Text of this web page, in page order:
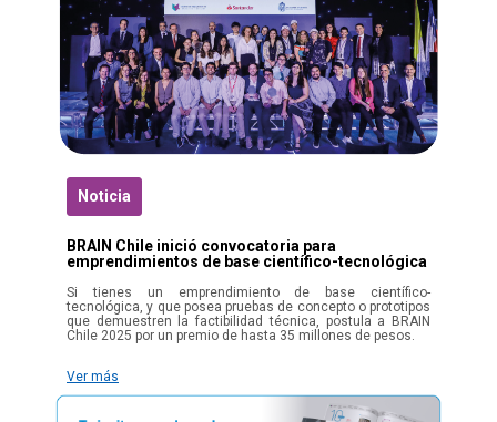
Noticia
BRAIN Chile inició convocatoria para
emprendimientos de base científico-tecnológica
Si tienes un emprendimiento de base científico-
tecnológica, y que posea pruebas de concepto o prototipos
que demuestren la factibilidad técnica, postula a BRAIN
Chile 2025 por un premio de hasta 35 millones de pesos.
Ver más